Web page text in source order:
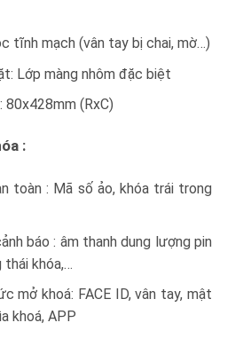
tĩnh mạch (vân tay bị chai, mờ…)
Lớp màng nhôm đặc biệt
80x428mm (RxC)
:
toàn : Mã số ảo, khóa trái trong
báo : âm thanh dung lượng pin
thái khóa,…
mở khoá: FACE ID, vân tay, mật
khoá, APP